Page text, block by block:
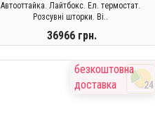
Автооттайка. Лайтбокс. Ел. термостат.
Розсувні шторки. Ві..
36966 грн.
безкоштовна
доставка
24